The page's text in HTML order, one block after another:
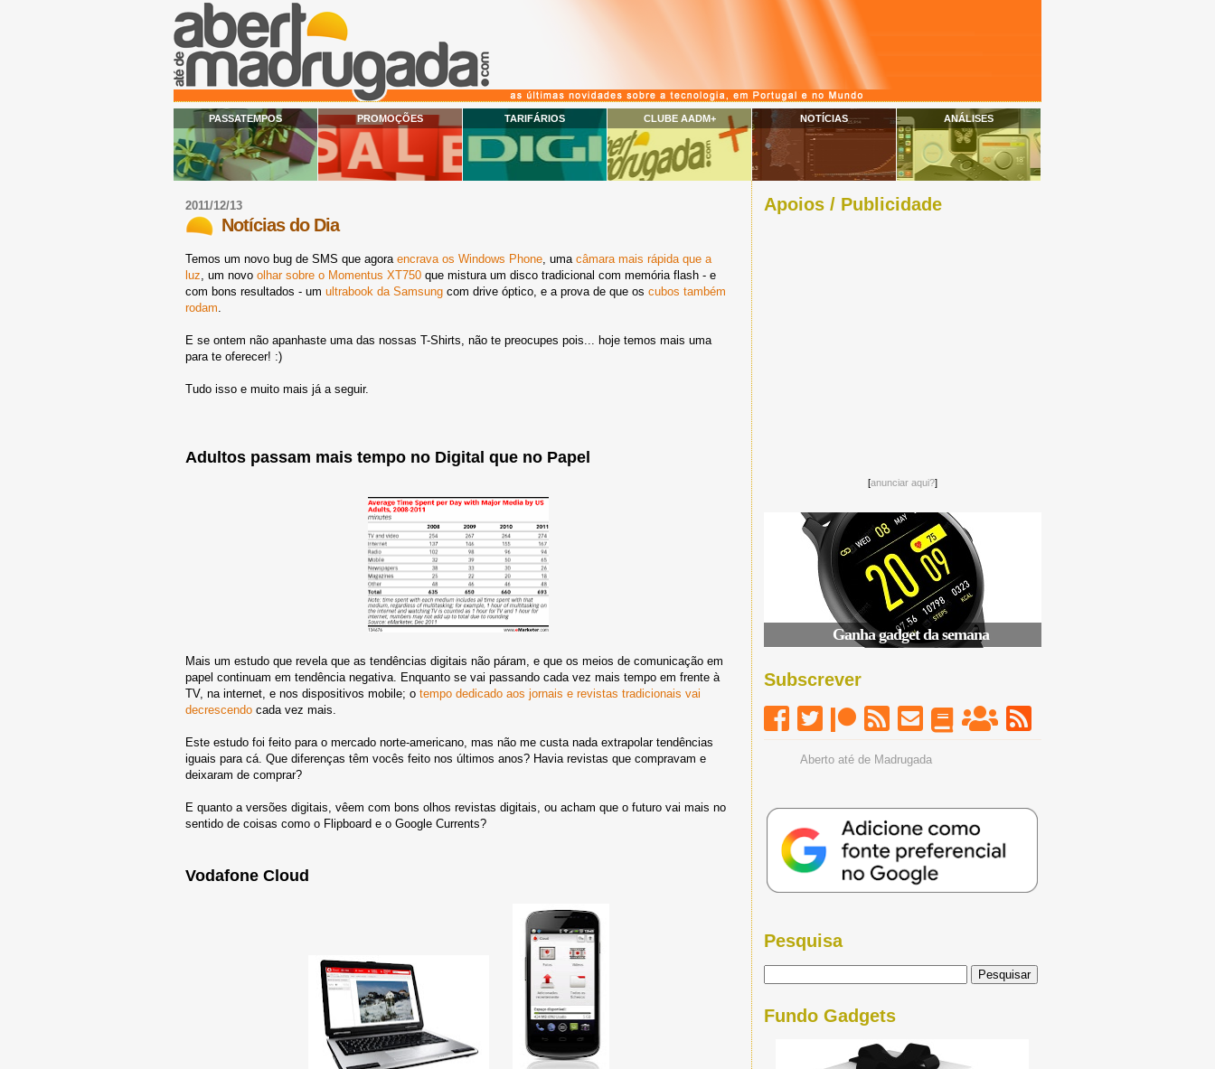
PASSATEMPOS PROMOÇÕES TARIFÁRIOS CLUBE AADM+ NOTÍCIAS ANÁLISES
2011/12/13
Notícias do Dia
Temos um novo bug de SMS que agora encrava os Windows Phone , uma câmara mais rápida que a
luz , um novo olhar sobre o Momentus XT750 que mistura um disco tradicional com memória flash - e
com bons resultados - um ultrabook da Samsung com drive óptico, e a prova de que os cubos também
rodam
E se ontem não apanhaste uma das nossas T-Shirts, não te preocupes pois... hoje temos mais uma
para te oferecer! :)
Tudo isso e muito mais já a seguir.
Adultos passam mais tempo no Digital que no Papel
Mais um estudo que revela que as tendências digitais não páram, e que os meios de comunicação em
papel continuam em tendência negativa. Enquanto se vai passando cada vez mais tempo em frente à
TV, na internet, e nos dispositivos mobile; o tempo dedicado aos jornais e revistas tradicionais vai
decrescendo cada vez mais.
Este estudo foi feito para o mercado norte-americano, mas não me custa nada extrapolar tendências
iguais para cá. Que diferenças têm vocês feito nos últimos anos? Havia revistas que compravam e
deixaram de comprar?
E quanto a versões digitais, vêem com bons olhos revistas digitais, ou acham que o futuro vai mais no
sentido de coisas como o Flipboard e o Google Currents?
Vodafone Cloud
Apoios / Publicidade
[anunciar aqui?]
Ganha gadget da semana
Subscrever
Aberto até de Madrugada
Pesquisa
Fundo Gadgets